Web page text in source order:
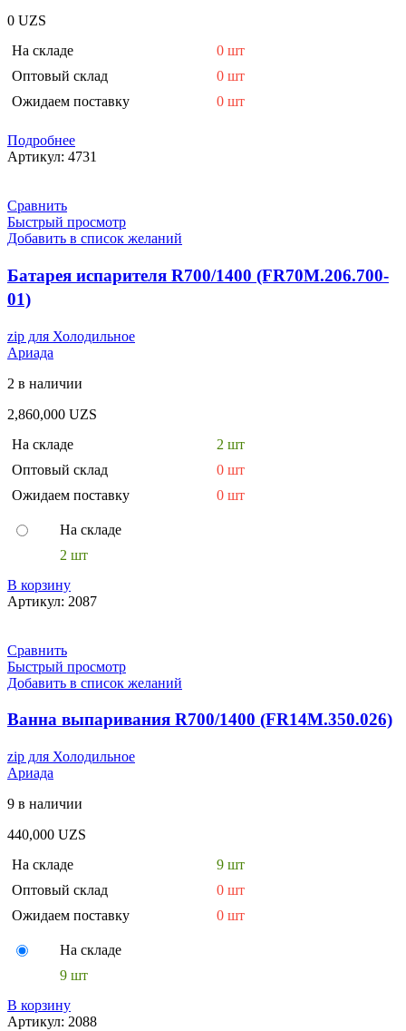
0 UZS
На складе
0 шт
Оптовый склад
0 шт
Ожидаем поставку
0 шт
Подробнее
Артикул: 4731
Сравнить
Быстрый просмотр
Добавить в список желаний
Батарея испарителя R700/1400 (FR70M.206.700-
01)
zip для Холодильное
Ариада
2 в наличии
2,860,000 UZS
На складе
2 шт
Оптовый склад
0 шт
Ожидаем поставку
0 шт
На складе
2 шт
В корзину
Артикул: 2087
Сравнить
Быстрый просмотр
Добавить в список желаний
Ванна выпаривания R700/1400 (FR14M.350.026)
zip для Холодильное
Ариада
9 в наличии
440,000 UZS
На складе
9 шт
Оптовый склад
0 шт
Ожидаем поставку
0 шт
На складе
9 шт
В корзину
Артикул: 2088